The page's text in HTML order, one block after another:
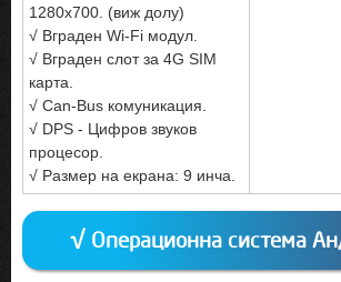
1280x700. (виж долу)
√ Вграден Wi-Fi модул.
√ Вграден слот за 4G SIM
карта.
√ Can-Bus комуникация.
√ DPS - Цифров звуков
процесор.
√ Размер на екрана: 9 инча.
√ Операционна система